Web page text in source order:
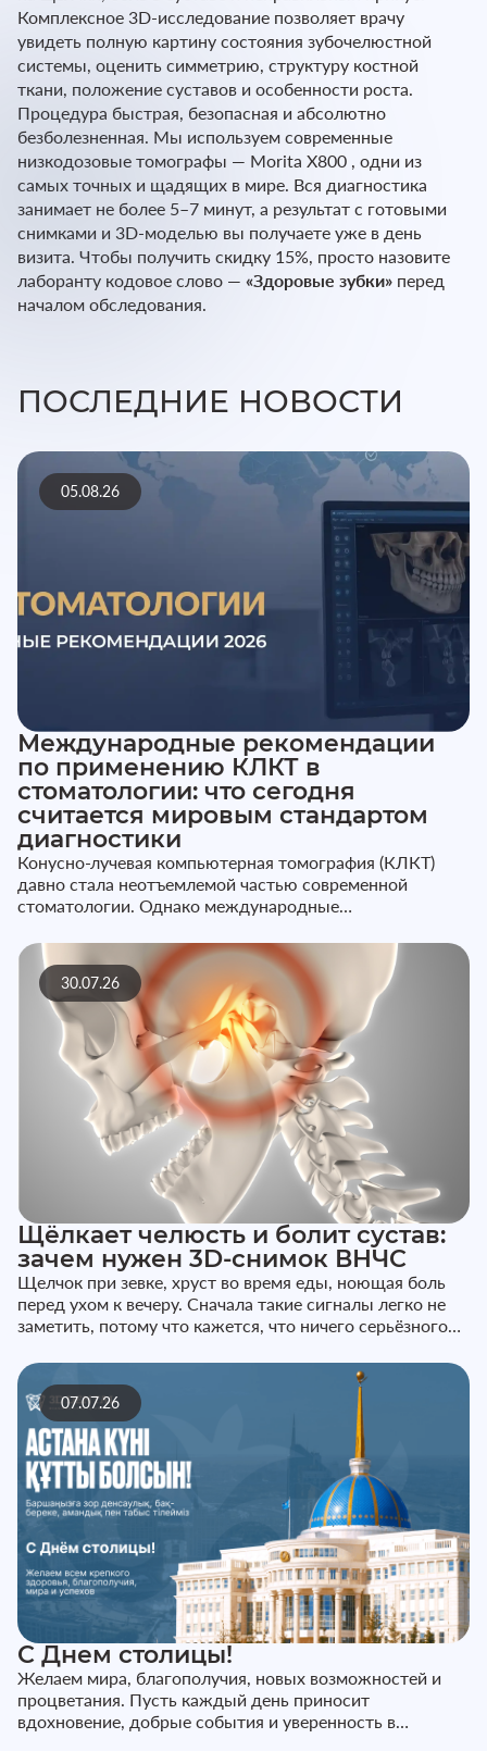
Комплексное 3D-исследование позволяет врачу
увидеть полную картину состояния зубочелюстной
системы, оценить симметрию, структуру костной
ткани, положение суставов и особенности роста.
Процедура быстрая, безопасная и абсолютно
безболезненная. Мы используем современные
низкодозовые томографы — Morita X800 , одни из
самых точных и щадящих в мире. Вся диагностика
занимает не более 5–7 минут, а результат с готовыми
снимками и 3D-моделью вы получаете уже в день
визита. Чтобы получить скидку 15%, просто назовите
лаборанту кодовое слово — «Здоровые зубки» перед
началом обследования.
ПОСЛЕДНИЕ НОВОСТИ
05.08.26
Международные рекомендации
по применению КЛКТ в
стоматологии: что сегодня
считается мировым стандартом
диагностики
Конусно-лучевая компьютерная томография (КЛКТ)
давно стала неотъемлемой частью современной
стоматологии. Однако международные
30.07.26
Щёлкает челюсть и болит сустав:
зачем нужен 3D-снимок ВНЧС
Щелчок при зевке, хруст во время еды, ноющая боль
перед ухом к вечеру. Сначала такие сигналы легко не
заметить, потому что кажется, что ничего серьёзного
07.07.26
С Днем столицы!
Желаем мира, благополучия, новых возможностей и
процветания. Пусть каждый день приносит
вдохновение, добрые события и уверенность в